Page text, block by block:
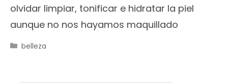
olvidar limpiar, tonificar e hidratar la piel
aunque no nos hayamos maquillado
Categorías
belleza